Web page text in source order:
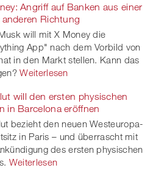
Angriff auf Banken aus einer
anderen Richtung
will mit X Money die
App" nach dem Vorbild von
in den Markt stellen. Kann das
Weiterlesen
will den ersten physischen
in Barcelona eröffnen
bezieht den neuen Westeuropa-
in Paris – und überrascht mit
des ersten physischen
Weiterlesen